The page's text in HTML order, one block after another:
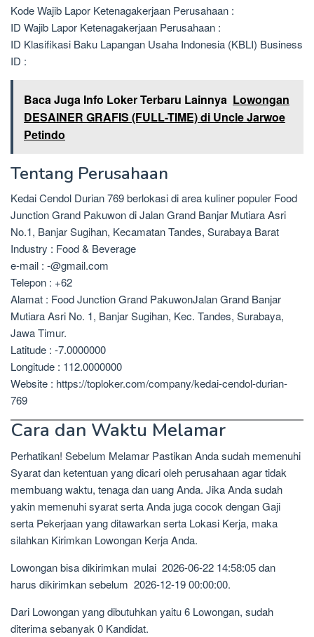
Kode Wajib Lapor Ketenagakerjaan Perusahaan :
ID Wajib Lapor Ketenagakerjaan Perusahaan :
ID Klasifikasi Baku Lapangan Usaha Indonesia (KBLI) Business
ID :
Baca Juga Info Loker Terbaru Lainnya Lowongan
DESAINER GRAFIS (FULL-TIME) di Uncle Jarwoe
Petindo
Tentang Perusahaan
Kedai Cendol Durian 769 berlokasi di area kuliner populer Food
Junction Grand Pakuwon di Jalan Grand Banjar Mutiara Asri
No.1, Banjar Sugihan, Kecamatan Tandes, Surabaya Barat
Industry : Food & Beverage
e-mail : -@gmail.com
Telepon : +62
Alamat : Food Junction Grand PakuwonJalan Grand Banjar
Mutiara Asri No. 1, Banjar Sugihan, Kec. Tandes, Surabaya,
Jawa Timur.
Latitude : -7.0000000
Longitude : 112.0000000
Website : https://toploker.com/company/kedai-cendol-durian-
769
Cara dan Waktu Melamar
Perhatikan! Sebelum Melamar Pastikan Anda sudah memenuhi
Syarat dan ketentuan yang dicari oleh perusahaan agar tidak
membuang waktu, tenaga dan uang Anda. Jika Anda sudah
yakin memenuhi syarat serta Anda juga cocok dengan Gaji
serta Pekerjaan yang ditawarkan serta Lokasi Kerja, maka
silahkan Kirimkan Lowongan Kerja Anda.
Lowongan bisa dikirimkan mulai 2026-06-22 14:58:05 dan
harus dikirimkan sebelum 2026-12-19 00:00:00.
Dari Lowongan yang dibutuhkan yaitu 6 Lowongan, sudah
diterima sebanyak 0 Kandidat.